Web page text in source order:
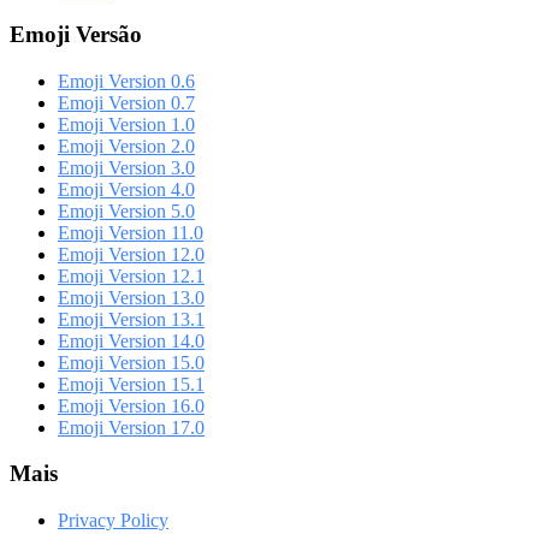
Emoji Versão
Emoji Version 0.6
Emoji Version 0.7
Emoji Version 1.0
Emoji Version 2.0
Emoji Version 3.0
Emoji Version 4.0
Emoji Version 5.0
Emoji Version 11.0
Emoji Version 12.0
Emoji Version 12.1
Emoji Version 13.0
Emoji Version 13.1
Emoji Version 14.0
Emoji Version 15.0
Emoji Version 15.1
Emoji Version 16.0
Emoji Version 17.0
Mais
Privacy Policy